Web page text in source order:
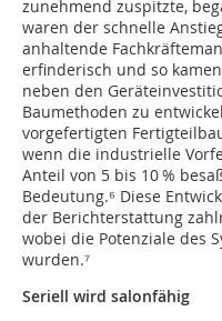
zunehmend zuspitzte,
waren der schnelle
anhaltende
erfinderisch und so
neben den
Baumethoden zu
vorgefertigten
wenn die industrielle
Anteil von 5 bis 10 %
Bedeutung.⁶ Diese
der Berichterstattung
wobei die Potenziale des
wurden.⁷
Seriell wird salonfähig